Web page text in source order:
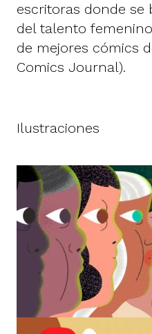
escritoras donde se
del talento
de mejores cómics
Comics Journal).
Ilustraciones